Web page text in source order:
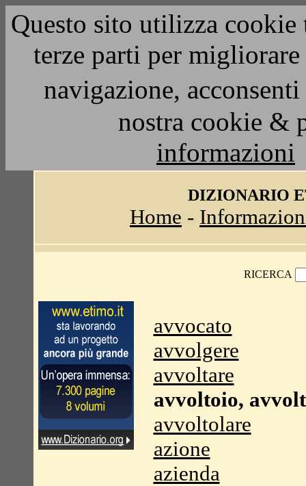
Questo sito utilizza
terze parti per
navigazione,
nostra cookie &
informazioni
DIZIONARIO
Home -
RICERCA
avvocato
avvolgere
avvoltare
avvoltoio,
avvoltolare
azione
azienda